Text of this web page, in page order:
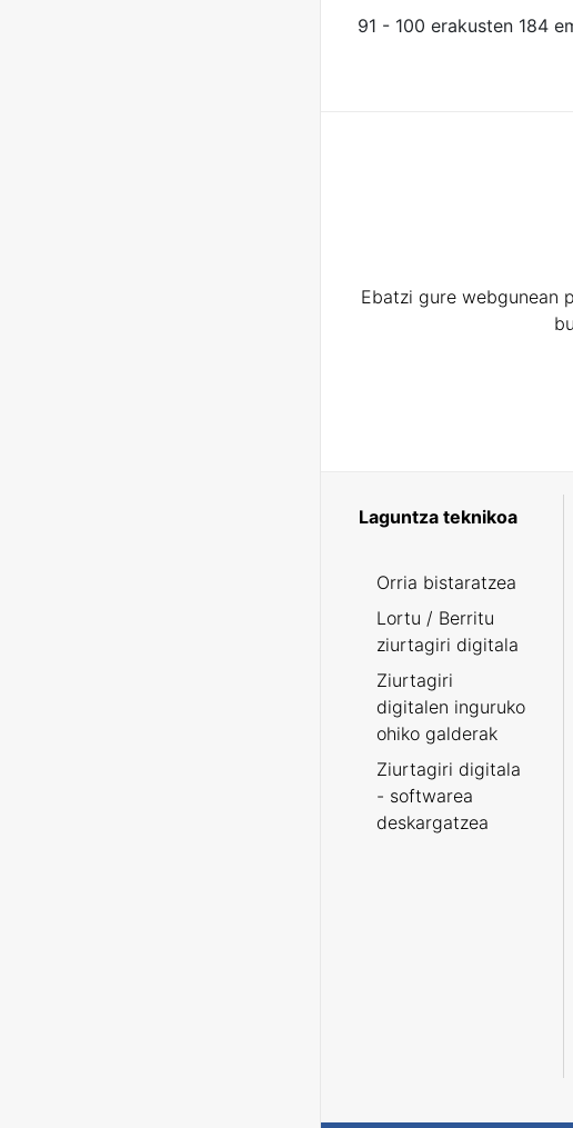
91 - 100 erakusten 184
Ebatzi gure webgunean
Laguntza teknikoa
Orria bistaratzea
Lortu / Berritu
ziurtagiri digitala
Ziurtagiri
digitalen inguruko
ohiko galderak
Ziurtagiri digitala
- softwarea
deskargatzea